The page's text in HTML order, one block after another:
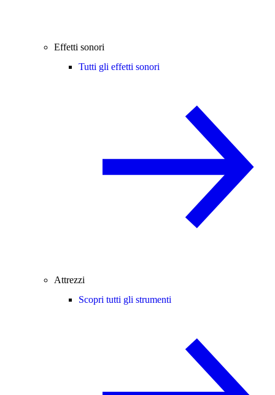
Effetti sonori
Tutti gli effetti sonori
Attrezzi
Scopri tutti gli strumenti